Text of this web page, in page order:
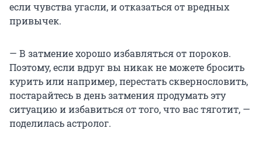
если чувства угасли, и отказаться от вредных
привычек.
— В затмение хорошо избавляться от пороков.
Поэтому, если вдруг вы никак не можете бросить
курить или например, перестать сквернословить,
постарайтесь в день затмения продумать эту
ситуацию и избавиться от того, что вас тяготит, —
поделилась астролог.